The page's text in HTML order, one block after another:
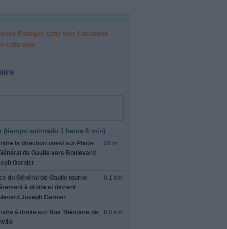
Facebook
cette voie
(tiempo estimado 1 heure 8 min)
la direction ouest sur Place
de Gaulle vers Boulevard
Garnier
28 m
du Général de Gaulle tourne
à droite et devient
Joseph Garnier
0,1 km
à droite sur Rue Théodore de
0,5 km
mieux